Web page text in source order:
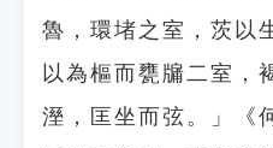
魯，環堵之室，茨以
以為樞而甕牖二室，
溼，匡坐而弦。」《